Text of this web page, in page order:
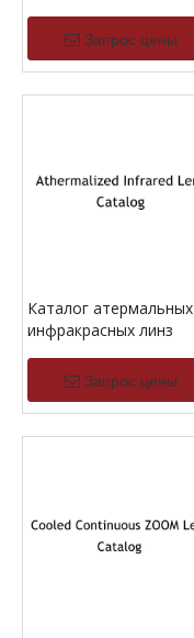
Запрос цены
Каталог атермальных
инфракрасных линз
Запрос цены